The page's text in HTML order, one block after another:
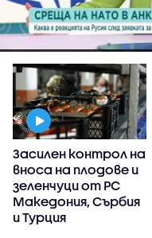
Засилен контрол на
вноса на плодове и
зеленчуци от РС
Македония, Сърбия
и Турция